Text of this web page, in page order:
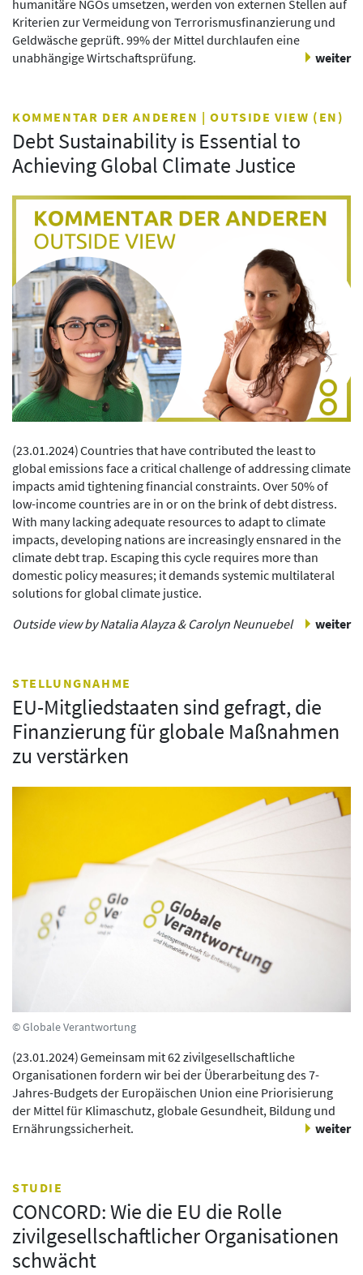
humanitäre NGOs umsetzen, werden von externen Stellen auf
Kriterien zur Vermeidung von Terrorismusfinanzierung und
Geldwäsche geprüft. 99% der Mittel durchlaufen eine
unabhängige Wirtschaftsprüfung.
weiter
KOMMENTAR DER ANDEREN | OUTSIDE VIEW (EN)
Debt Sustainability is Essential to
Achieving Global Climate Justice
(23.01.2024)Countries that have contributed the least to
global emissions face a critical challenge of addressing climate
impacts amid tightening financial constraints. Over 50% of
low-income countries are in or on the brink of debt distress.
With many lacking adequate resources to adapt to climate
impacts, developing nations are increasingly ensnared in the
climate debt trap. Escaping this cycle requires more than
domestic policy measures; it demands systemic multilateral
solutions for global climate justice.
Outside view by Natalia Alayza & Carolyn Neunuebel
weiter
STELLUNGNAHME
EU-Mitgliedstaaten sind gefragt, die
Finanzierung für globale Maßnahmen
zu verstärken
© Globale Verantwortung
(23.01.2024)Gemeinsam mit 62 zivilgesellschaftliche
Organisationen fordern wir bei der Überarbeitung des 7-
Jahres-Budgets der Europäischen Union eine Priorisierung
der Mittel für Klimaschutz, globale Gesundheit, Bildung und
Ernährungssicherheit.
weiter
STUDIE
CONCORD: Wie die EU die Rolle
zivilgesellschaftlicher Organisationen
schwächt